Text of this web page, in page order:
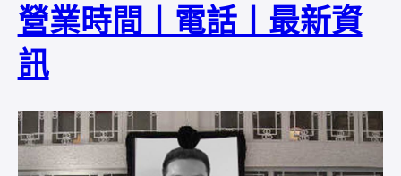
營業時間丨電話丨最新資
訊